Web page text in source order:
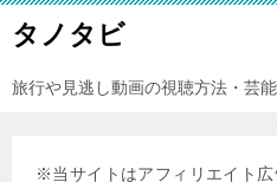
タノタビ
旅行や見逃し動画の視聴方法・芸
※当サイトはアフィリエイト広